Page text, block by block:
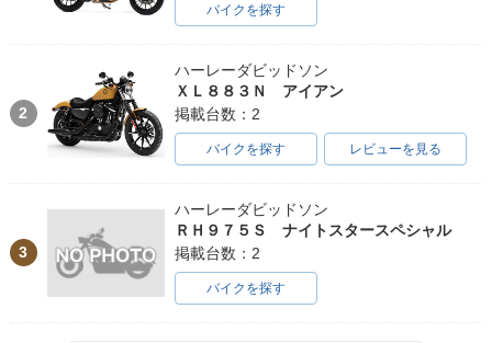
バイクを探す
2
ハーレーダビッドソン
ＸＬ８８３Ｎ アイアン
掲載台数：2
バイクを探す レビューを見る
3
ハーレーダビッドソン
ＲＨ９７５Ｓ ナイトスタースペシャル
掲載台数：2
バイクを探す